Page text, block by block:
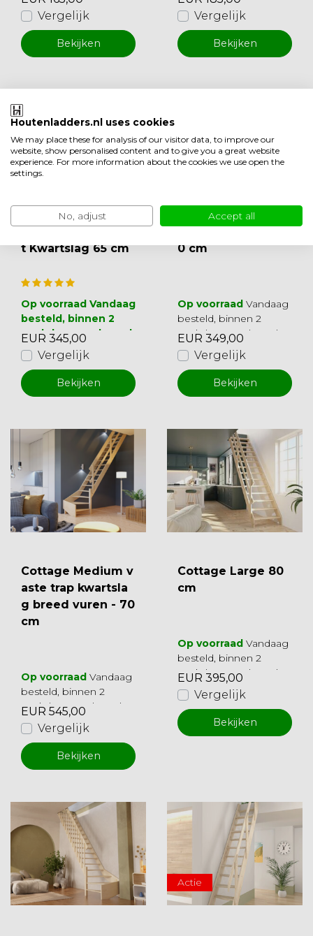
Vergelijk
Bekijken
Vergelijk
Bekijken
t Kwartslag 65 cm
Op voorraad Vandaag
besteld, binnen 2
werkdagen geleverd
EUR 345,00
Vergelijk
Bekijken
0 cm
Op voorraad Vandaag
besteld, binnen 2
werkdagen geleverd
EUR 349,00
Vergelijk
Bekijken
Cottage Medium v
aste trap kwartsla
g breed vuren - 70
cm
Op voorraad Vandaag
besteld, binnen 2
werkdagen geleverd
EUR 545,00
Vergelijk
Bekijken
Cottage Large 80
cm
Op voorraad Vandaag
besteld, binnen 2
werkdagen geleverd
EUR 395,00
Vergelijk
Bekijken
Actie
Houtenladders.nl uses cookies
We may place these for analysis of our visitor data, to improve our
website, show personalised content and to give you a great website
experience. For more information about the cookies we use open the
settings.
No, adjust Accept all